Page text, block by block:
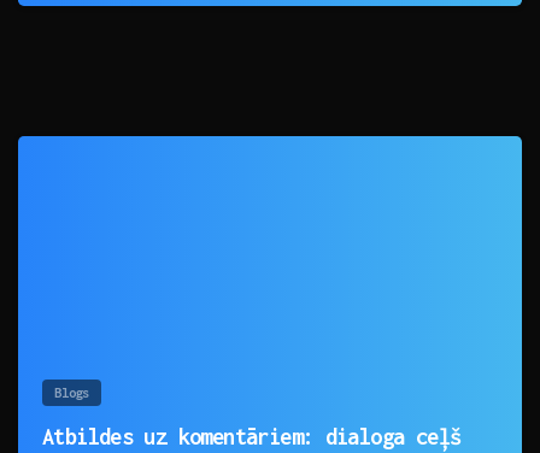
Blogs
Atbildes uz komentāriem: dialoga ceļš